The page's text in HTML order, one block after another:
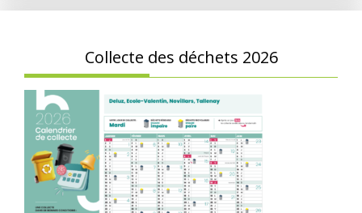
Collecte des déchets 2026